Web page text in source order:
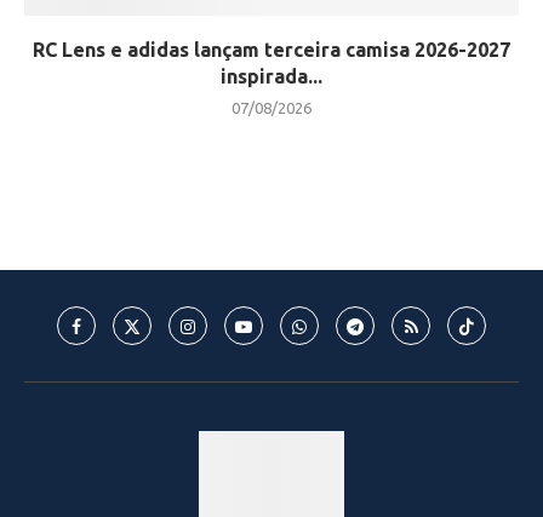
RC Lens e adidas lançam terceira camisa 2026-2027
inspirada...
07/08/2026